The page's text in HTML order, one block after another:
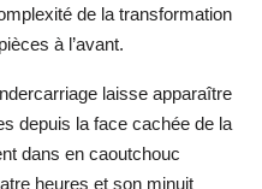
de la transformation
à l’avant.
laisse apparaître
depuis la face cachée de la
dans en caoutchouc
heures et son minuit